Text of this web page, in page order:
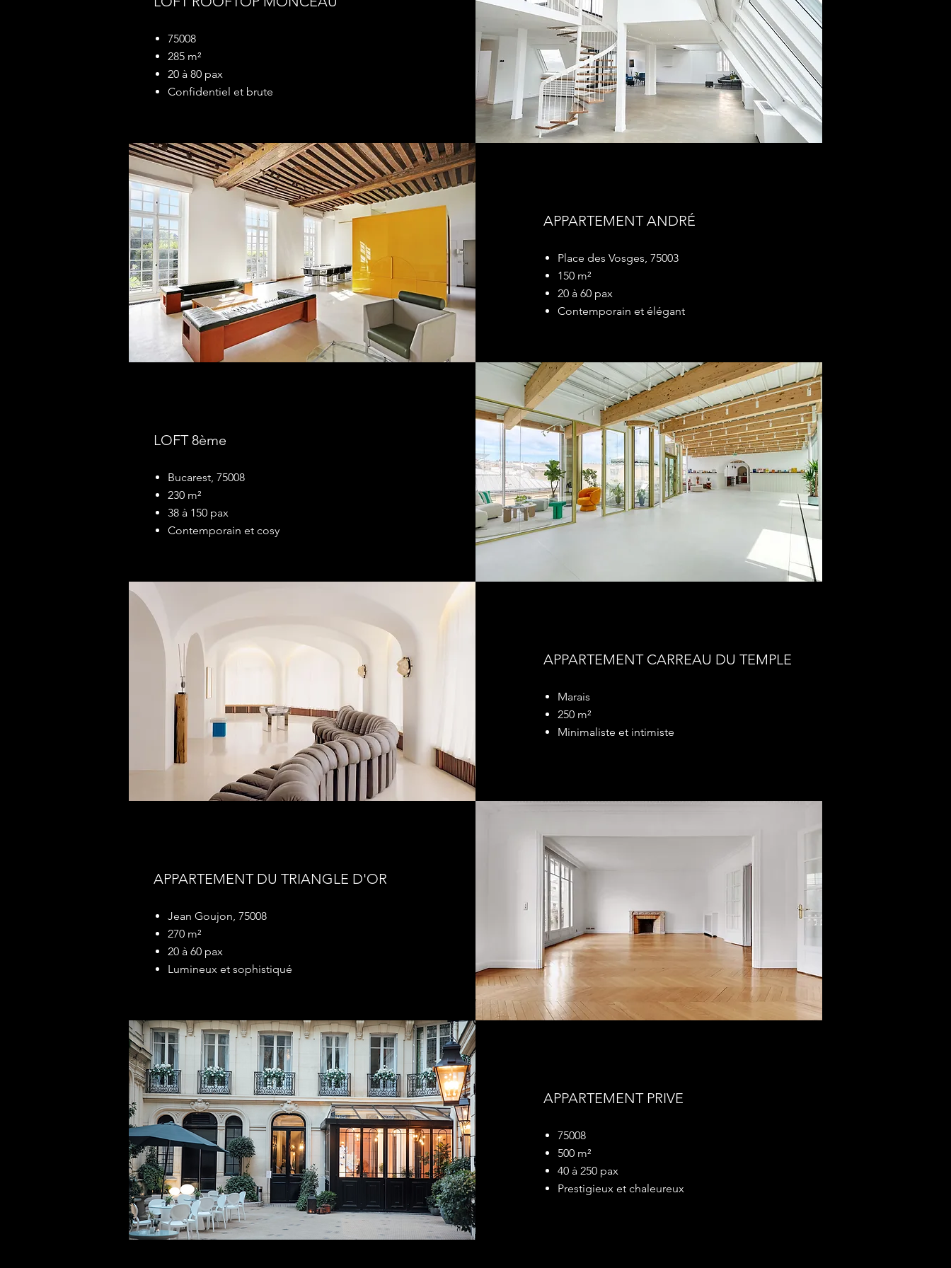
75008
285 m²
20 à 80 pax
Confidentiel et brute
APPARTEMENT ANDRÉ
Place des Vosges, 75003
150 m²
20 à 60 pax
Contemporain et élégant
LOFT 8ème
Bucarest, 75008
230 m²
38 à 150 pax
Contemporain et cosy
APPARTEMENT CARREAU DU TEMPLE
Marais
250 m²
Minimaliste et intimiste
APPARTEMENT DU TRIANGLE D'OR
Jean Goujon, 75008
270 m²
20 à 60 pax
Lumineux et sophistiqué
APPARTEMENT PRIVE
75008
500 m²
40 à 250 pax
Prestigieux et chaleureux